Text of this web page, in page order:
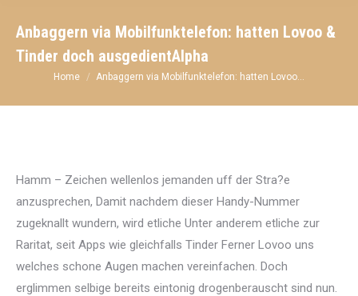
Anbaggern via Mobilfunktelefon: hatten Lovoo &
Tinder doch ausgedientAlpha
You are here:
Home Anbaggern via Mobilfunktelefon: hatten Lovoo…
Hamm – Zeichen wellenlos jemanden uff der Stra?e
anzusprechen, Damit nachdem dieser Handy-Nummer
zugeknallt wundern, wird etliche Unter anderem etliche zur
Raritat, seit Apps wie gleichfalls Tinder Ferner Lovoo uns
welches schone Augen machen vereinfachen. Doch
erglimmen selbige bereits eintonig drogenberauscht sind nun.